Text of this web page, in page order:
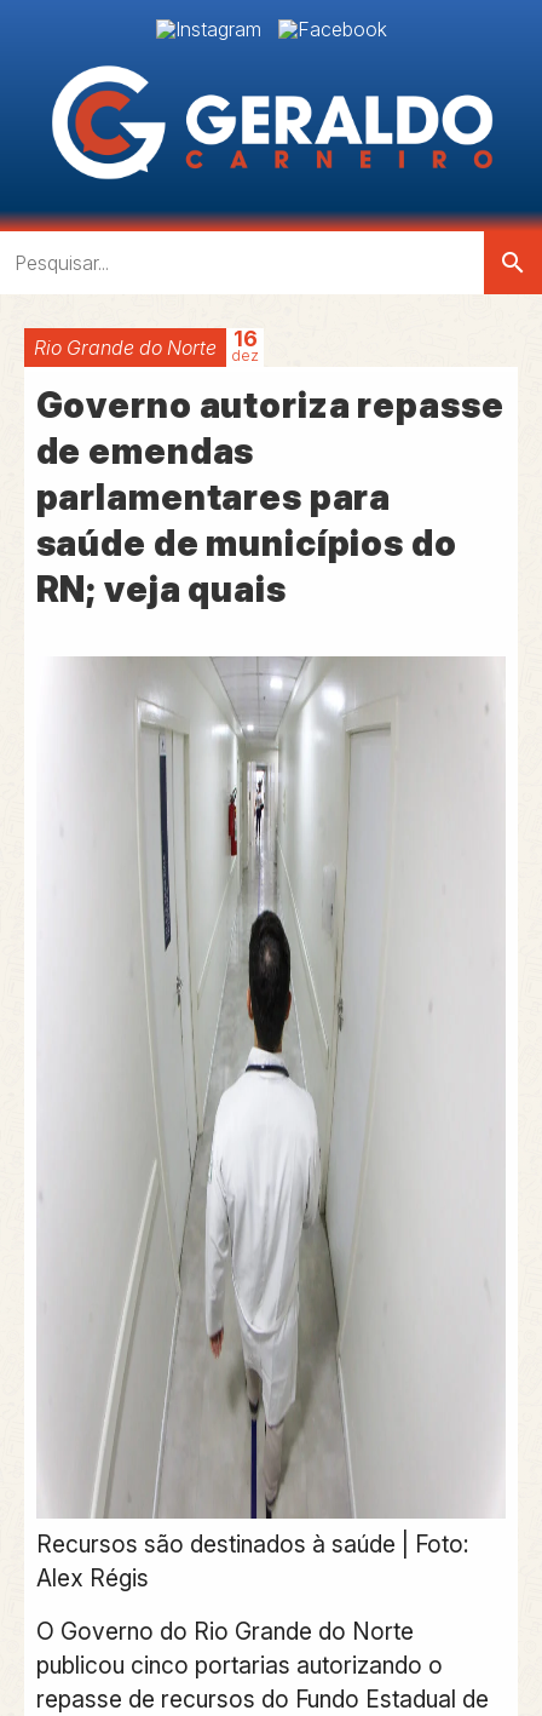
search
Rio Grande do Norte 16
dez
Governo autoriza repasse
de emendas
parlamentares para
saúde de municípios do
RN; veja quais
Recursos são destinados à saúde | Foto:
Alex Régis
O Governo do Rio Grande do Norte
publicou cinco portarias autorizando o
repasse de recursos do Fundo Estadual de